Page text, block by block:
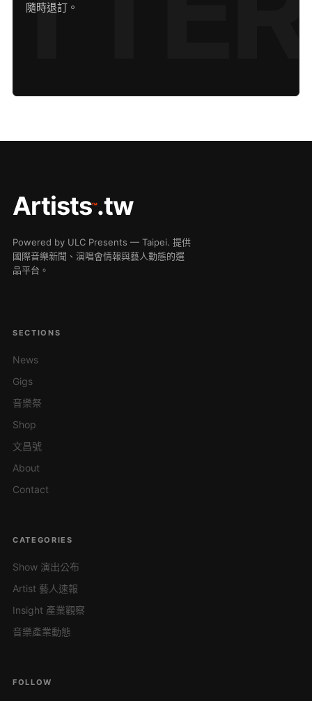
隨時退訂。
Artists™.tw
Powered by ULC Presents — Taipei. 提供
國際音樂新聞、演唱會情報與藝人動態的選
品平台。
SECTIONS
News
Gigs
音樂祭
Shop
文昌號
About
Contact
CATEGORIES
Show 演出公布
Artist 藝人速報
Insight 產業觀察
音樂產業動態
FOLLOW